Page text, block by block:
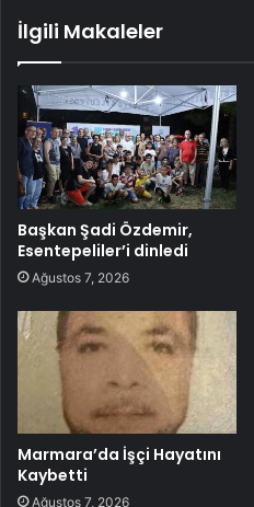
İlgili Makaleler
Başkan Şadi Özdemir,
Esentepeliler’i dinledi
Ağustos 7, 2026
Marmara’da İşçi Hayatını
Kaybetti
Ağustos 7, 2026